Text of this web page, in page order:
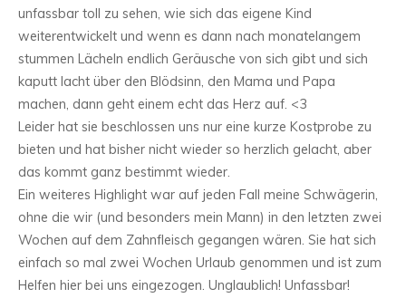
unfassbar toll zu sehen, wie sich das eigene Kind
weiterentwickelt und wenn es dann nach monatelangem
stummen Lächeln endlich Geräusche von sich gibt und sich
kaputt lacht über den Blödsinn, den Mama und Papa
machen, dann geht einem echt das Herz auf. <3
Leider hat sie beschlossen uns nur eine kurze Kostprobe zu
bieten und hat bisher nicht wieder so herzlich gelacht, aber
das kommt ganz bestimmt wieder.
Ein weiteres Highlight war auf jeden Fall meine Schwägerin,
ohne die wir (und besonders mein Mann) in den letzten zwei
Wochen auf dem Zahnfleisch gegangen wären. Sie hat sich
einfach so mal zwei Wochen Urlaub genommen und ist zum
Helfen hier bei uns eingezogen. Unglaublich! Unfassbar!